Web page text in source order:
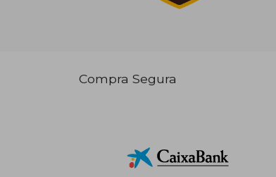
Compra Segura